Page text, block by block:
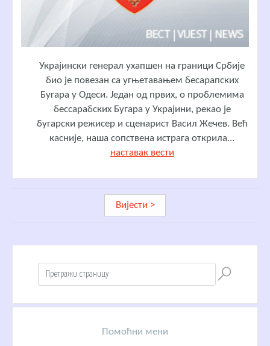
Украјински генерал ухапшен на граници Србије
био је повезан са угњетавањем бесарапских
Бугара у Одеси. Један од првих, о проблемима
бессарабских Бугара у Украјини, рекао је
бугарски режисер и сценарист Васил Жечев. Већ
касније, наша сопствена истрага открила...
наставак вести
Вијести >
Помоћни мени